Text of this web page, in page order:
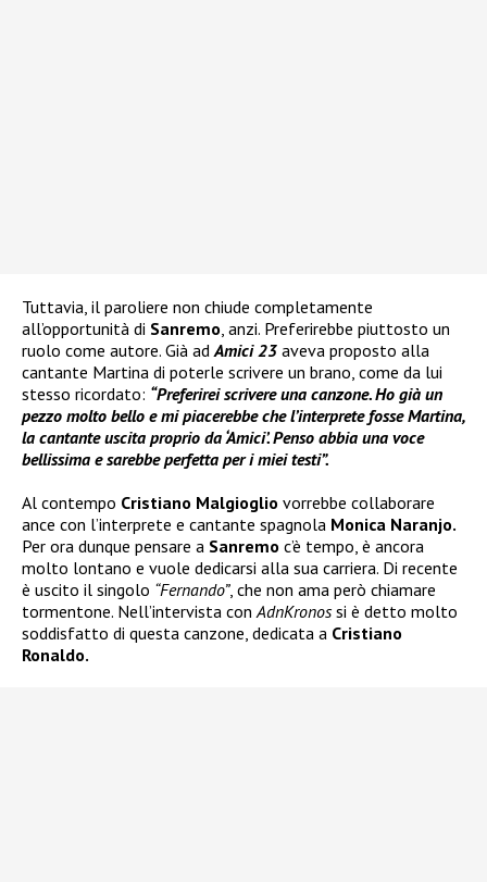
Tuttavia, il paroliere non chiude completamente
all’opportunità di Sanremo, anzi. Preferirebbe piuttosto un
ruolo come autore. Già adAmici 23 aveva proposto alla
cantante Martina di poterle scrivere un brano, come da lui
stesso ricordato: “Preferirei scrivere una canzone. Ho già un
pezzo molto bello e mi piacerebbe che l’interprete fosse Martina,
la cantante uscita proprio da ‘Amici’. Penso abbia una voce
bellissima e sarebbe perfetta per i miei testi”.
Al contempo Cristiano Malgioglio vorrebbe collaborare
ance con l’interprete e cantante spagnola Monica Naranjo.
Per ora dunque pensare a Sanremo c’è tempo, è ancora
molto lontano e vuole dedicarsi alla sua carriera. Di recente
è uscito il singolo “Fernando”, che non ama però chiamare
tormentone. Nell’intervista conAdnKronossi è detto molto
soddisfatto di questa canzone, dedicata a Cristiano
Ronaldo.